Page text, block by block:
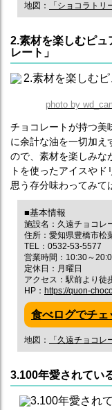
地図： 「ショコラトリ
2.素材を楽しむピュ
レート」
photo by
チョコレートが持つ美
に余計な油を一切加え
ので、素材を楽しみな
トを使ったアイスや
思う存分味わってみて
■基本情報
施設名：久遠チョコレ
住所：愛知県豊橋市松
TEL：0532-53-5577
営業時間：10:30～
定休日：月曜日
アクセス：駅前より徒
HP： https://quon-
食べログでチェ
地図： 「久遠チョコ
3.100年愛されてい